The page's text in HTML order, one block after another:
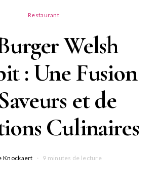
Restaurant
Welsh
: Une Fusion
et de
Culinaires
Knockaert 9 minutes de lecture